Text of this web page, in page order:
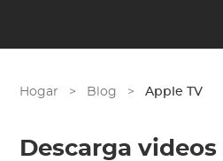
Hogar > Blog > Apple TV
Descarga